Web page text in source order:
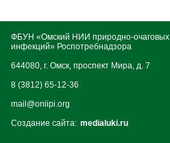
ФБУН «Омский НИИ природно-очаговых
инфекций» Роспотребнадзора
644080, г. Омск, проспект Мира, д. 7
8 (3812) 65-12-36
mail@oniipi.org
Создание сайта: medialuki.ru